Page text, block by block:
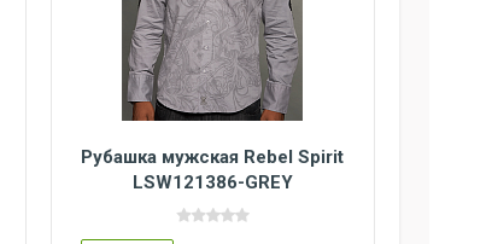
Рубашка мужская Rebel Spirit
LSW121386-GREY